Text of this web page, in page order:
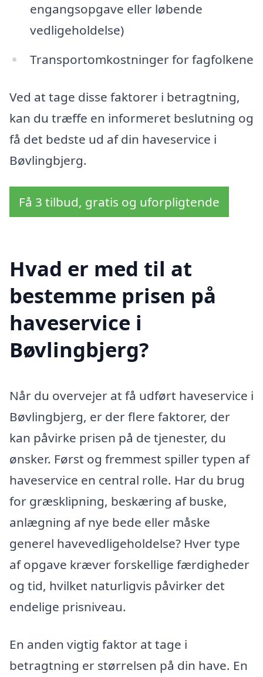
engangsopgave eller løbende
vedligeholdelse)
Transportomkostninger for fagfolkene
Ved at tage disse faktorer i betragtning,
kan du træffe en informeret beslutning og
få det bedste ud af din haveservice i
Bøvlingbjerg.
Få 3 tilbud, gratis og uforpligtende
Hvad er med til at
bestemme prisen på
haveservice i
Bøvlingbjerg?
Når du overvejer at få udført haveservice i
Bøvlingbjerg, er der flere faktorer, der
kan påvirke prisen på de tjenester, du
ønsker. Først og fremmest spiller typen af
haveservice en central rolle. Har du brug
for græsklipning, beskæring af buske,
anlægning af nye bede eller måske
generel havevedligeholdelse? Hver type
af opgave kræver forskellige færdigheder
og tid, hvilket naturligvis påvirker det
endelige prisniveau.
En anden vigtig faktor at tage i
betragtning er størrelsen på din have. En